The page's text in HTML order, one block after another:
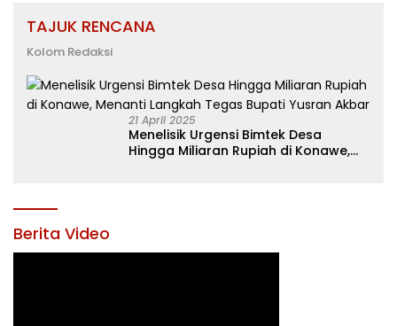
TAJUK RENCANA
Kolom Redaksi
21 April 2025
Menelisik Urgensi Bimtek Desa
Hingga Miliaran Rupiah di Konawe,
Berita Video